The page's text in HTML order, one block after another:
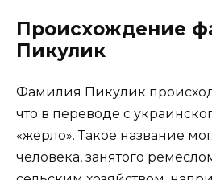
Происхождение
Пикулик
Фамилия Пикулик
что в переводе с
«жерло». Такое название
человека, занятого